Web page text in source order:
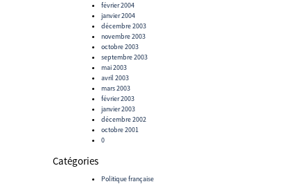
février 2004
janvier 2004
décembre 2003
novembre 2003
octobre 2003
septembre 2003
mai 2003
avril 2003
mars 2003
février 2003
janvier 2003
décembre 2002
octobre 2001
0
Catégories
Politique française